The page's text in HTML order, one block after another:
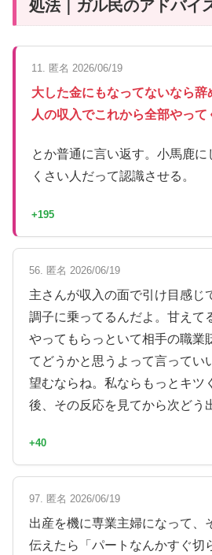
処法｜ガル民のアドバイ
11. 匿名 2026/06/19
大した金にもなってないなら
人の収入でこれから全部やって
とか普通に言い返す。小馬鹿
くさい人だって認識させる。
+195
56. 匿名 2026/06/19
主さんが収入の面で引け目感じ
調子に乗ってるんだよ。甘えて
やってもらっといて相手の職業
てどうかと思うよって言ってい
望むならね。私ならもっとキツ
後、その反応を見てから次どう
+40
97. 匿名 2026/06/19
出産を機に専業主婦になって、
伝えたら「パートなんかすぐ切